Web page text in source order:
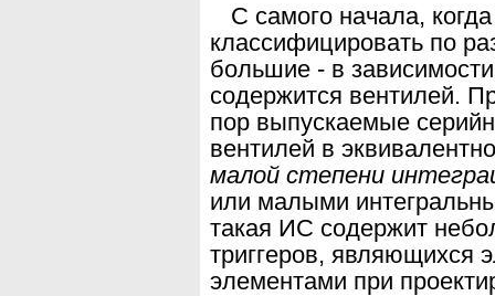
С самого начала,
классифицировать по
большие - в
содержится вентилей.
пор выпускаемые
вентилей в
малой степени
или малыми
такая ИС содержит
триггеров, являющихся
элементами при